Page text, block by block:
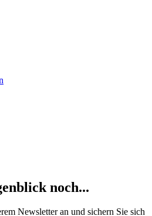
noch...
Newsletter an und sichern Sie sich